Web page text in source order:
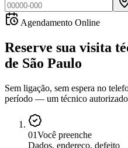
Agendamento Online
Reserve sua visita
de São Paulo
Sem ligação, sem espera no
período — um técnico
01Você preenche
Dados, endereço, defeito